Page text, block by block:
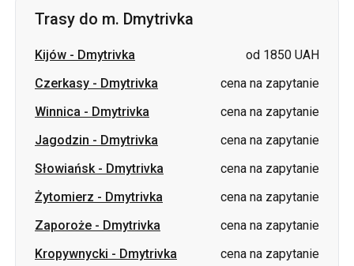
Trasy do m. Dmytrivka
Kijów - Dmytrivka
od 1850 UAH
Czerkasy - Dmytrivka
cena na zapytanie
Winnica - Dmytrivka
cena na zapytanie
Jagodzin - Dmytrivka
cena na zapytanie
Słowiańsk- Dmytrivka
cena na zapytanie
Żytomierz - Dmytrivka
cena na zapytanie
Zaporoże - Dmytrivka
cena na zapytanie
Kropywnycki - Dmytrivka
cena na zapytanie